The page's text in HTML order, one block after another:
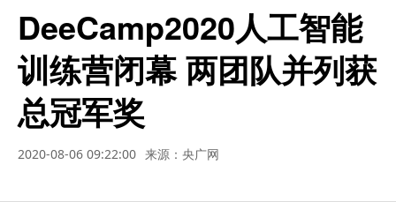
DeeCamp2020人工智能
训练营闭幕 两团队并列获
总冠军奖
2020-08-06 09:22:00 来源：央广网